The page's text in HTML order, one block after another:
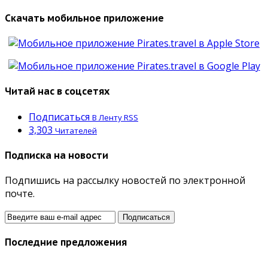
Скачать мобильное приложение
Читай нас в соцсетях
Подписаться В Ленту RSS
3,303 Читателей
Подписка на новости
Подпишись на рассылку новостей по электронной
почте.
Последние предложения